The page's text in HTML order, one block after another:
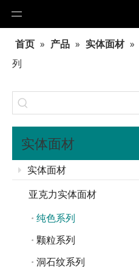
首页 » 产品 » 实体面材 »
列
实体面材
实体面材
亚克力实体面材
纯色系列
颗粒系列
洞石纹系列